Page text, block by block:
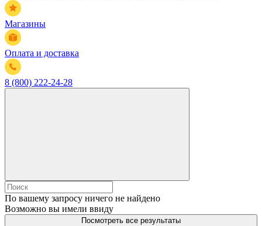
Магазины
Оплата и доставка
8 (800) 222-24-28
По вашему запросу ничего не найдено
Возможно вы имели ввиду
Посмотреть все результаты